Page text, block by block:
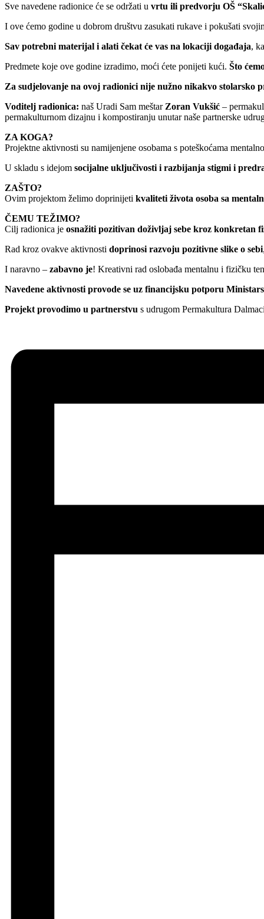
Sve navedene radionice će se održati u vrtu ili predvorju OŠ
I ove ćemo godine u dobrom društvu zasukati rukave i pokušati
Sav potrebni materijal i alati čekat će vas na lokaciji događaja,
Predmete koje ove godine izradimo, moći ćete ponijeti kući. Što
Za sudjelovanje na ovoj radionici nije nužno nikakvo stolarsko
Voditelj radionica: naš Uradi Sam meštar Zoran Vukšić –
permakulturnom dizajnu i kompostiranju unutar naše partnerske
ZA KOGA?
Projektne aktivnosti su namijenjene osobama s poteškoćama
U skladu s idejom socijalne uključivosti i razbijanja stigmi i
ZAŠTO?
Ovim projektom želimo doprinijeti kvaliteti života osoba sa
ČEMU TEŽIMO?
Cilj radionica je osnažiti pozitivan doživljaj sebe kroz konkretan
Rad kroz ovakve aktivnosti doprinosi razvoju pozitivne slike o sebi
I naravno – zabavno je! Kreativni rad oslobađa mentalnu i fizičku
Navedene aktivnosti provode se uz financijsku potporu
Projekt provodimo u partnerstvu s udrugom Permakultura